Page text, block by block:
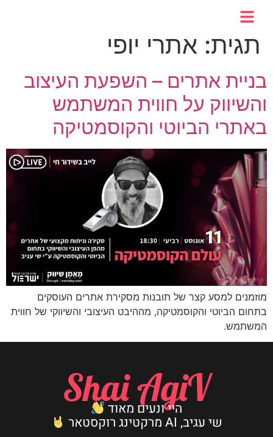
תגית: אתרי יופי
בניית אתרים – השפעת העיצוב
והשיווק על חווית המשתמש
באתרי הביוטי והקוסמטיקה
מוזמנים למסע קצר של תובנות מסקירת אתרים העוסקים
בתחום הביוטי והקוסמטיקה, מההיבט העיצובי והשיווקי של חווית
המשתמש.
Shai AgiV
היי ונעים מאוד
שי עגיב, AI מרקטינג רוקסטאר